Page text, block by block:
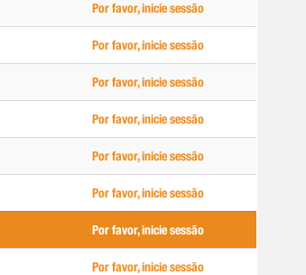
Por favor, inicie sessão
Por favor, inicie sessão
Por favor, inicie sessão
Por favor, inicie sessão
Por favor, inicie sessão
Por favor, inicie sessão
Por favor, inicie sessão
Por favor, inicie sessão